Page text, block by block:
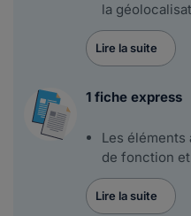
la
Lire la suite
1 fiche express
Les
de fonction
Lire la suite